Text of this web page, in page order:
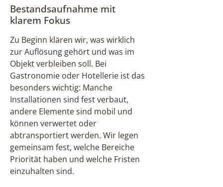
Bestandsaufnahme mit
klarem Fokus
Zu Beginn klären wir, was wirklich
zur Auflösung gehört und was im
Objekt verbleiben soll. Bei
Gastronomie oder Hotellerie ist das
besonders wichtig: Manche
Installationen sind fest verbaut,
andere Elemente sind mobil und
können verwertet oder
abtransportiert werden. Wir legen
gemeinsam fest, welche Bereiche
Priorität haben und welche Fristen
einzuhalten sind.